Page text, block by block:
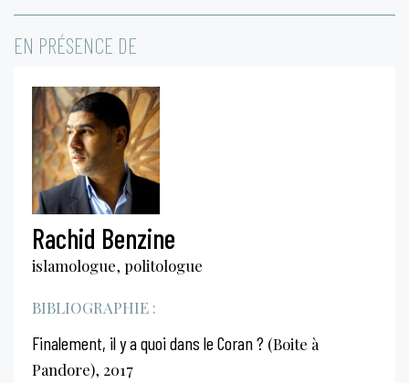
EN PRÉSENCE DE
Rachid Benzine
islamologue, politologue
BIBLIOGRAPHIE :
Finalement, il y a quoi dans le Coran ? (Boite à
Pandore), 2017